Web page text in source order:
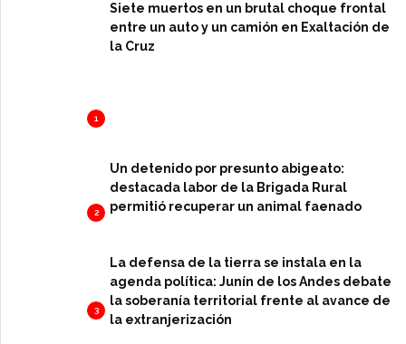
1
Siete muertos en un brutal choque frontal
entre un auto y un camión en Exaltación de
la Cruz
2
Un detenido por presunto abigeato:
destacada labor de la Brigada Rural
permitió recuperar un animal faenado
3
La defensa de la tierra se instala en la
agenda política: Junín de los Andes debate
la soberanía territorial frente al avance de
la extranjerización